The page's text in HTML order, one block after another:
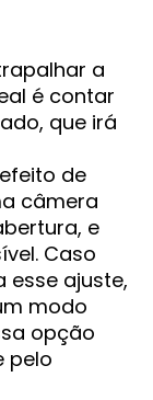
a
é contar
que irá
de
câmera
e
Caso
esse ajuste,
modo
opção
pelo